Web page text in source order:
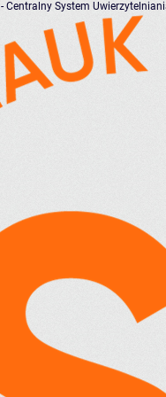
- Centralny System